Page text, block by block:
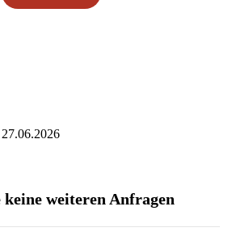
weiteren Anfragen